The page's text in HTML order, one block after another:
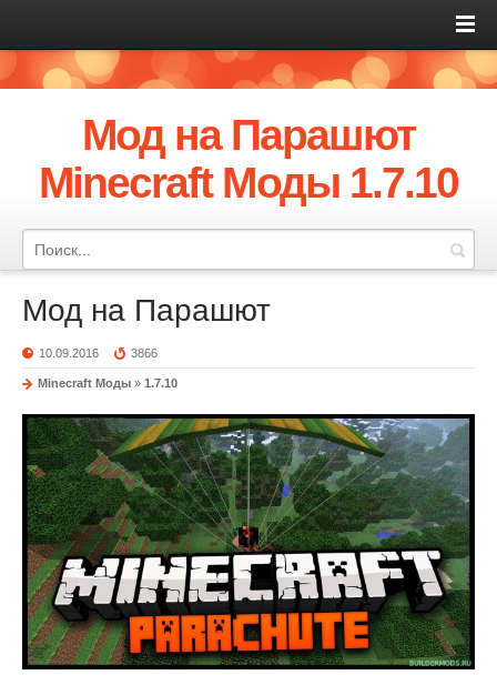
Мод на Парашют
Minecraft Моды 1.7.10
Мод на Парашют
10.09.2016 3866
Minecraft Моды » 1.7.10